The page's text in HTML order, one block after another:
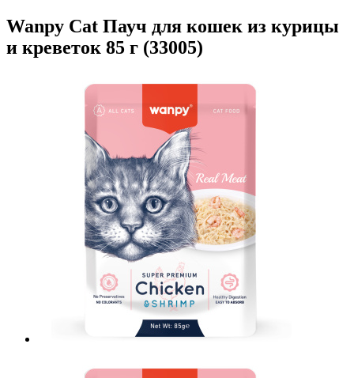
Wanpy Cat Пауч для кошек из курицы
и креветок 85 г (33005)